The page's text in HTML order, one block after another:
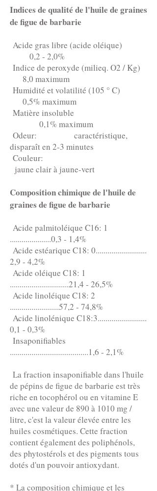
Indices de qualité de l'huile de graines
de figue de barbarie
Acide gras libre (acide oléique)
0,2 - 2,0%
Indice de peroxyde (milieq. O2 / Kg)
8,0 maximum
Humidité et volatilité (105 ° C)
0,5% maximum
Matière insoluble
0,1% maximum
Odeur: caractéristique,
disparaît en 2-3 minutes
Couleur:
jaune clair à jaune-vert
Composition chimique de l'huile de
graines de figue de barbarie
Acide palmitoléique C16: 1
.....................0,3 - 1,4%
Acide estéarique C18: 0..........................
2,9 - 4,2%
Acide oléique C18: 1
..............................21,4 - 26,5%
Acide linoléique C18: 2
.........................57,2 - 74,8%
Acide linolénique C18:3.........................
0,1 - 0,3%
Insaponifiables
........................................1,6 - 2,1%
La fraction insaponifiable dans l'huile
de pépins de figue de barbarie est très
riche en tocophérol ou en vitamine E
avec une valeur de 890 à 1010 mg /
litre, c'est la valeur élevée entre les
huiles cosmétiques. Cette fraction
contient également des poliphénols,
des phytostérols et des pigments tous
dotés d'un pouvoir antioxydant.
* La composition chimique et les